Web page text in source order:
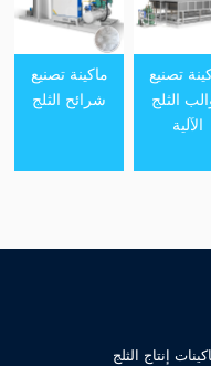
تصنيع
الثلج
الآلية
ماكينة تصنيع
شرائح الثلج
إنتاج الثلج